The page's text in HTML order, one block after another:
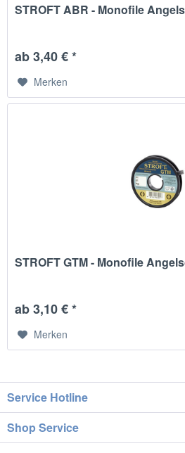
STROFT ABR - Monofile
ab 3,40 € *
Merken
STROFT GTM - Monofile
ab 3,10 € *
Merken
Service Hotline
Shop Service